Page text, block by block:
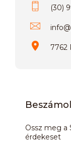
(30)
info@
7762
Ossz meg a
érdekeset